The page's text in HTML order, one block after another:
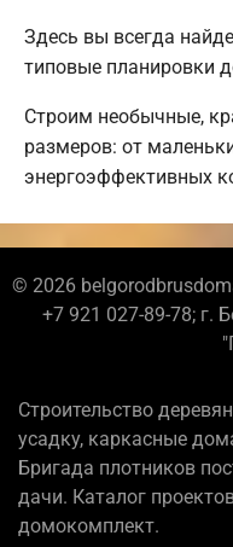
Здесь вы всегда
типовые планировки
Строим необычные,
размеров: от
энергоэффективных
© 2026
+7 921 027-89-78; г.
Строительство
усадку, каркасные
Бригада плотников
дачи. Каталог
домокомплект.